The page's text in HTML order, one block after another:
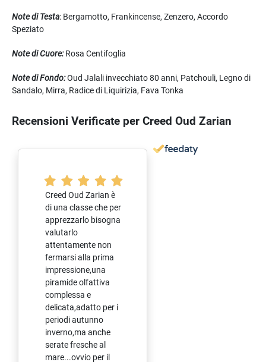
Note di Testa: Bergamotto, Frankincense, Zenzero, Accordo
Speziato
Note di Cuore: Rosa Centifoglia
Note di Fondo:Oud Jalali invecchiato 80 anni, Patchouli, Legno di
Sandalo, Mirra, Radice di Liquirizia, Fava Tonka
Recensioni Verificate per Creed Oud Zarian
Creed Oud Zarian è
di una classe che per
apprezzarlo bisogna
valutarlo
attentamente non
fermarsi alla prima
impressione,una
piramide olfattiva
complessa e
delicata,adatto per i
periodi autunno
inverno,ma anche
serate fresche al
mare...ovvio per il